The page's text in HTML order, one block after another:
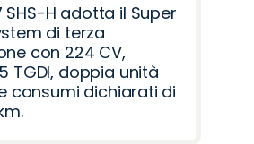
H adotta il Super
di terza
con 224 CV,
TGDI, doppia unità
consumi dichiarati di